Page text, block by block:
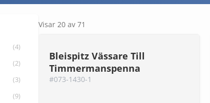
(4)
(2)
(3)
(9)
Visar 20 av 71
Bleispitz Vässare Till
Timmermanspenna
#073-1430-1